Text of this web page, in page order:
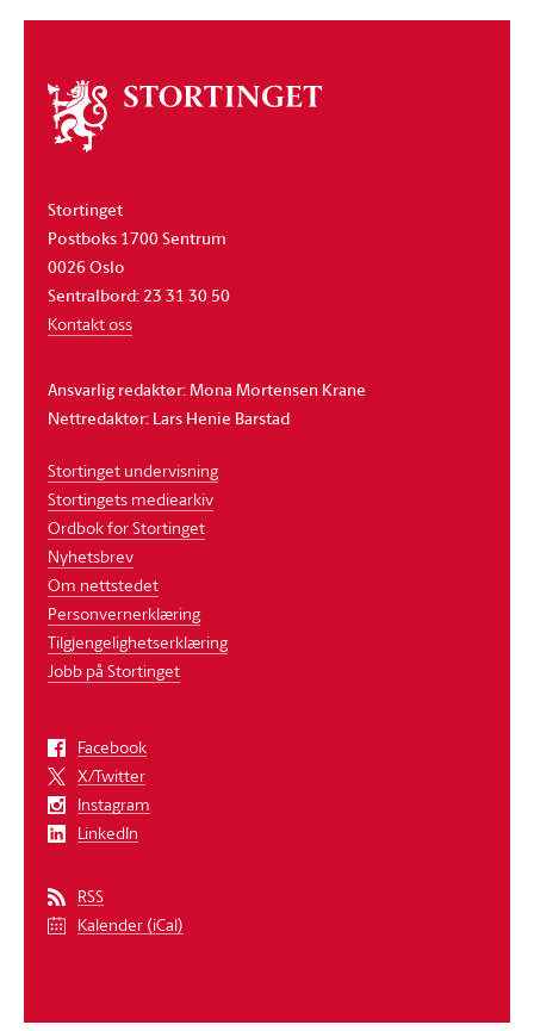
Om
stortinget
Stortinget
Postboks 1700 Sentrum
0026 Oslo
Sentralbord: 23 31 30 50
Kontakt oss
Ansvarlig redaktør: Mona Mortensen Krane
Nettredaktør: Lars Henie Barstad
Stortinget undervisning
Stortingets mediearkiv
Ordbok for Stortinget
Nyhetsbrev
Om nettstedet
Personvernerklæring
Tilgjengelighetserklæring
Jobb på Stortinget
Facebook
X/Twitter
Instagram
LinkedIn
RSS
Kalender (iCal)